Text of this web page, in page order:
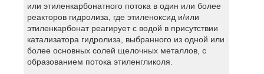
или этиленкарбонатного потока в один или более
реакторов гидролиза, где этиленоксид и/или
этиленкарбонат реагирует с водой в присутствии
катализатора гидролиза, выбранного из одной или
более основных солей щелочных металлов, с
образованием потока этиленгликоля.